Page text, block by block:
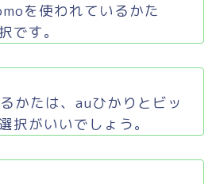
を使われているかた
です。
かたは、auひかりとビッ
択がいいでしょう。